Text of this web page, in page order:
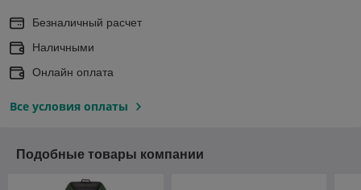
Безналичный расчет
Наличными
Онлайн оплата
Все условия оплаты
Подобные товары компании